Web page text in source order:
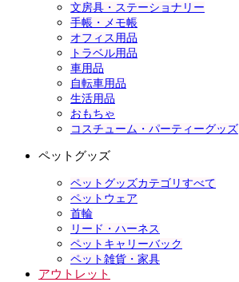
文房具・ステーショナリー
手帳・メモ帳
オフィス用品
トラベル用品
車用品
自転車用品
生活用品
おもちゃ
コスチューム・パーティーグッズ
ペットグッズ
ペットグッズカテゴリすべて
ペットウェア
首輪
リード・ハーネス
ペットキャリーバック
ペット雑貨・家具
アウトレット